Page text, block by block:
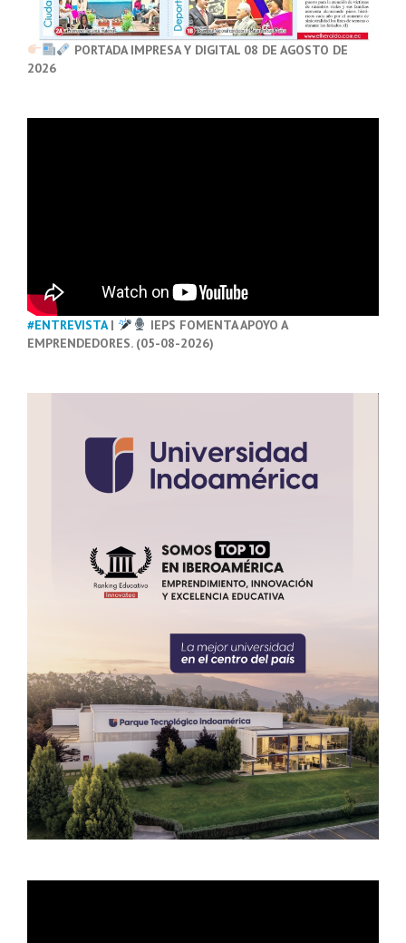
PORTADA IMPRESA Y DIGITAL 08 DE AGOSTO DE
2026
#ENTREVISTA|
IEPS FOMENTA APOYO A
EMPRENDEDORES. (05-08-2026)